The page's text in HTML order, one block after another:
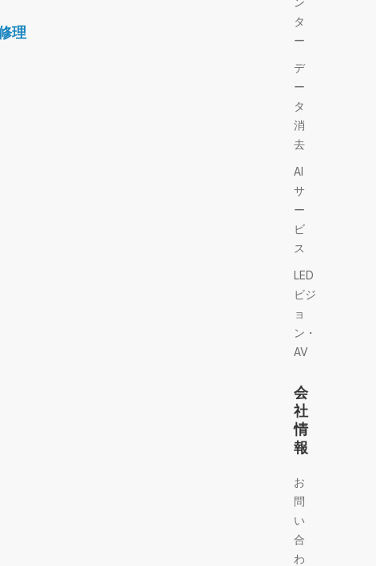
理
タ
ー
デ
ー
タ
消
去
AI
サ
ー
ビ
ス
LED
ビジ
ョ
ン・
AV
会
社
情
報
お
問
い
合
わ